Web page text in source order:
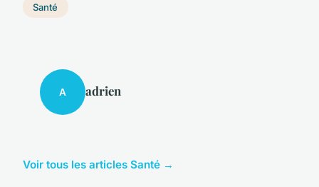
Santé
A adrien
Voir tous les articles Santé →